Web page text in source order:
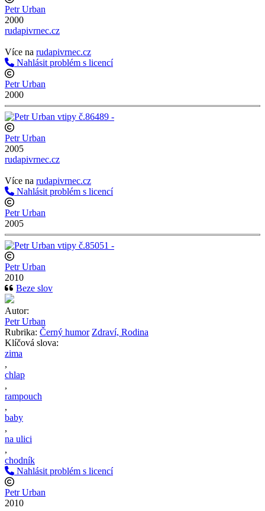
Petr Urban
2000
rudapivrnec.cz
Více na rudapivrnec.cz
Nahlásit problém s licencí
Petr Urban
2000
Petr Urban
2005
rudapivrnec.cz
Více na rudapivrnec.cz
Nahlásit problém s licencí
Petr Urban
2005
Petr Urban
2010
Beze slov
Autor:
Petr Urban
Rubrika: Černý humor Zdraví, Rodina
Klíčová slova:
zima
,
chlap
,
rampouch
,
baby
,
na ulici
,
chodník
Nahlásit problém s licencí
Petr Urban
2010